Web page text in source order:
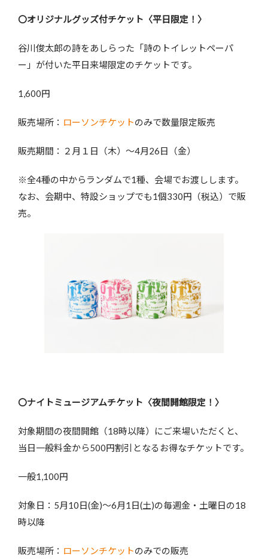
〇オリジナルグッズ付チケット〈平日限定！〉
谷川俊太郎の詩をあしらった「詩のトイレットペーパ
ー」が付いた平日来場限定のチケットです。
1,600円
販売場所： ローソンチケットのみで数量限定販売
販売期間：２月１日（木）～4月26日（金）
※全4種の中からランダムで1種、会場でお渡しします。
なお、会期中、特設ショップでも1個330円（税込）で販
売。
〇ナイトミュージアムチケット〈夜間開館限定！〉
対象期間の夜間開館（18時以降）にご来場いただくと、
当日一般料金から500円割引となるお得なチケットです。
一般1,100円
対象日：5月10日(金)～6月1日(土)の毎週金・土曜日の18
時以降
販売場所： ローソンチケットのみでの販売